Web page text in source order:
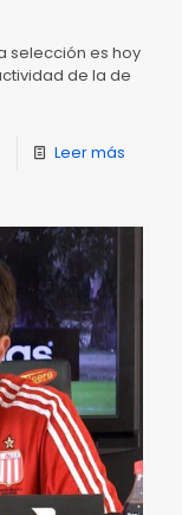
selección es hoy
de la de
Leer más